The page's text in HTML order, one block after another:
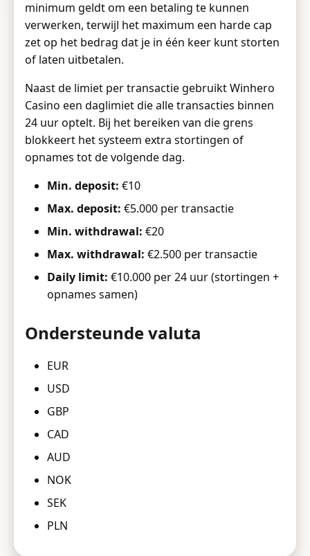
minimum geldt om een betaling te kunnen
verwerken, terwijl het maximum een harde cap
zet op het bedrag dat je in één keer kunt storten
of laten uitbetalen.
Naast de limiet per transactie gebruikt Winhero
Casino een daglimiet die alle transacties binnen
24 uur optelt. Bij het bereiken van die grens
blokkeert het systeem extra stortingen of
opnames tot de volgende dag.
Min. deposit: €10
Max. deposit: €5.000 per transactie
Min. withdrawal: €20
Max. withdrawal: €2.500 per transactie
Daily limit: €10.000 per 24 uur (stortingen +
opnames samen)
Ondersteunde valuta
EUR
USD
GBP
CAD
AUD
NOK
SEK
PLN